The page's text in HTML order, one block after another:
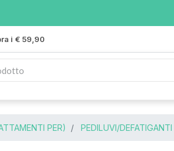
i € 59,90
PER) PEDILUVI/DEFATIGANTI